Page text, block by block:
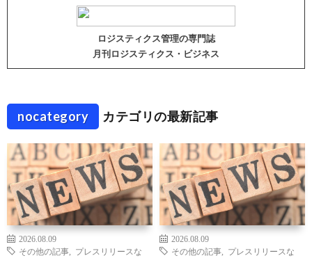
ロジスティクス管理の専門誌
月刊ロジスティクス・ビジネス
nocategory カテゴリの最新記事
2026.08.09
その他の記事
プレスリリースな
2026.08.09
その他の記事
プレスリリースな